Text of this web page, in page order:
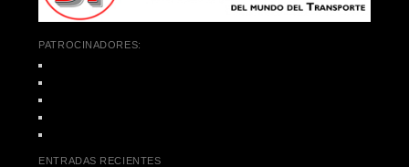
PATROCINADORES:
ENTRADAS RECIENTES